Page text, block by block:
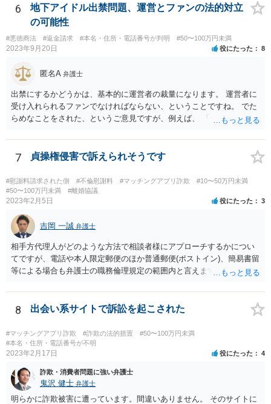
てこない場合、裁判所に提訴することを検討する必要があります。 セ
ンターの方で、消費者事件を取り扱っている弁護士の紹介を受けられ
ないか一度確認してみてください。
6
地下アイドル出禁問題、運営とファンの法的対立
の可能性
#悪徳商法 #返金請求 #本名・住所・電話番号が判明 #50〜100万円未満
2023年9月20日 役にたった 8
匿名A 弁護士
出禁にするかどうかは、基本的に運営者の裁量になります。 運営者に
受け入れられるファンでなければならない、ということですね。 でた
らめなことをされた、というご意見ですが、例えば、 「サービスを購
た事情があったのでしょうか。 公表するにしても、見る人に受け入れ
られる内容のものでなければなりません。 そうでなければ、逆に、あ
なたが、民事上又は刑事上の責任を負う恐れがあります。 重々ご注意
なさいますよう。
7 貞操権侵害で訴えられそうです
#慰謝料請求された側 #不倫慰謝料 #マッチングアプリ詐欺
#10〜50万円未満
#50〜100万円未満
#離婚協議
2023年2月5日 役にたった 3
吉岡 一誠 弁護士
相手方代理人がどのような方法で相談者様にアプローチするかについ
てですが、電話や本人限定郵便のほか普通郵便(ポストイン)、簡易書留
等による場合も弁護士の職務倫理規定の範囲内と言えますので、必ず
が弁護士に依頼するより前に、先んじて相談者様が弁護士に依頼をす
る場合、相手方代理人は相談者様の代理人弁護士を飛び越えて相談者
様の自宅に書面を郵送することが職務倫理上許されなくなる(懲戒処分
の対象になり得る)ため、家族にバレてしまうことを回避したいという
ご意向であれば、早めに弁護士に依頼をするというのも一つかと思い
ます(もちろん、このまま何事もなく終結する可能性もあるでしょうか
ら、藪蛇になるリスクもあるところではありますが)。 相手方がある話
ではあるので、最終的な和解の見通しは何とも言えませんが、弁護士
に依頼することで低額での和解に至れるということもあるでしょう。
8 出会い系サイトで訴訟を起こされた
#マッチングアプリ詐欺 #詐欺の法的措置
#50〜100万円未満
#本名・住所・電話番号が不明
2023年2月17日 役にたった 4
詐欺・消費者問題に強い弁護士
鬼沢 健士 弁護士
明らかに詐欺被害に遭っています。間違いありません。 そのサイトに